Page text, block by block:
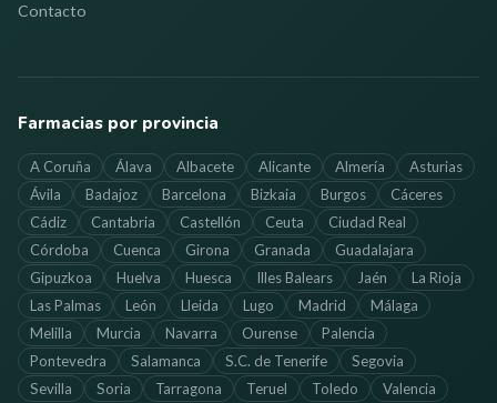
Contacto
Farmacias por provincia
A Coruña Álava Albacete Alicante Almería
Asturias
Ávila
Badajoz Barcelona Bizkaia Burgos
Cáceres
Cádiz
Cantabria Castellón Ceuta
Ciudad Real
Córdoba
Cuenca Girona Granada
Guadalajara
Gipuzkoa
Huelva Huesca Illes Balears Jaén
La Rioja
Las Palmas
León Lleida Lugo Madrid
Málaga
Melilla
Murcia Navarra Ourense
Palencia
Pontevedra
Salamanca S.C. de Tenerife
Segovia
Sevilla
Soria Tarragona Teruel Toledo Valencia